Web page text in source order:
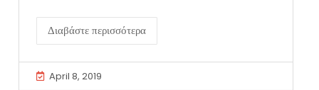
Διαβάστε περισσότερα
April 8, 2019